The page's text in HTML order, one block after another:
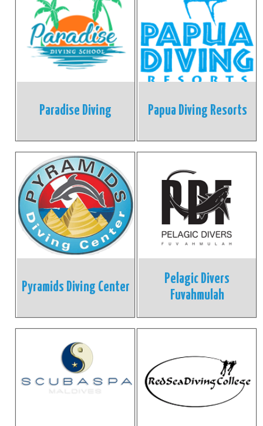
Papua Diving Resorts
Paradise Diving
Pelagic Divers
Fuvahmulah
Pyramids Diving Center